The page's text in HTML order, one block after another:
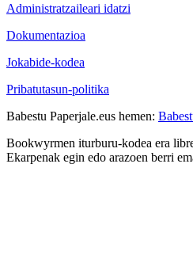
Administratzaileari idatzi
Dokumentazioa
Jokabide-kodea
Pribatutasun-politika
Babestu Paperjale.eus hemen:
Bookwyrmen iturburu-kodea era
Ekarpenak egin edo arazoen berri